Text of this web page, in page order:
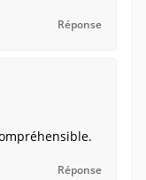
Réponse
Réponse